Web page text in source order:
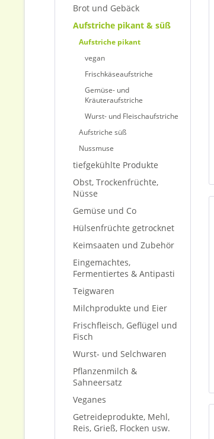
Brot und Gebäck
Aufstriche pikant & süß
Aufstriche pikant
vegan
Frischkäseaufstriche
Gemüse- und
Kräuteraufstriche
Wurst- und Fleischaufstriche
Aufstriche süß
Nussmuse
tiefgekühlte Produkte
Obst, Trockenfrüchte,
Nüsse
Gemüse und Co
Hülsenfrüchte getrocknet
Keimsaaten und Zubehör
Eingemachtes,
Fermentiertes & Antipasti
Teigwaren
Milchprodukte und Eier
Frischfleisch, Geflügel und
Fisch
Wurst- und Selchwaren
Pflanzenmilch &
Sahneersatz
Veganes
Getreideprodukte, Mehl,
Reis, Grieß, Flocken usw.